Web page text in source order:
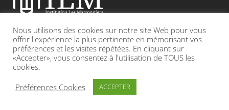
Etablissement catholique sous contrat d’association avec l’Etat
Adresse : 19, Grande rue 69420 CONDRIEU
INFOS LÉGALES POLITIQUE DE CONFIDENTIALITÉ
Nous utilisons des cookies sur notre site Web pour vous
offrir l'expérience la plus pertinente en mémorisant vos
préférences et les visites répétées. En cliquant sur
«Accepter», vous consentez à l'utilisation de TOUS les
cookies.
Préférences Cookies
ACCEPTER